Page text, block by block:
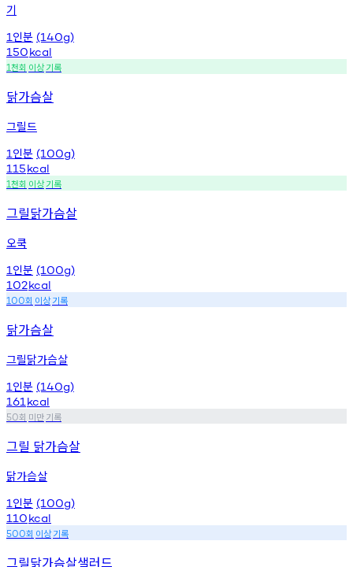
기
1 인분 (140g)
150kcal
1천회 이상기록
닭가슴살
그릴드
1 인분 (100g)
115kcal
1천회 이상기록
그릴닭가슴살
오쿡
1 인분 (100g)
102kcal
100회 이상기록
닭가슴살
그릴닭가슴살
1 인분 (140g)
161 kcal
50회 미만기록
그릴 닭가슴살
닭가슴살
1 인분 (100g)
110kcal
500회 이상기록
그릴닭가슴살샐러드